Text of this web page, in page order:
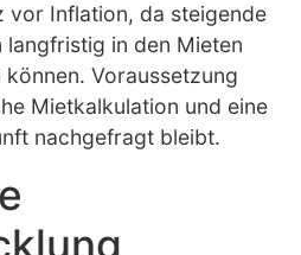
vor Inflation, da steigende
in den Mieten
Voraussetzung
Mietkalkulation und eine
nachgefragt bleibt.